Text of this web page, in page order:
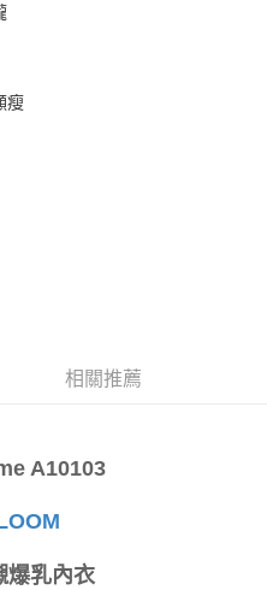
款」的支付方式。 讓您購物簡單
需儲值。
可結帳。
。
後，將跳轉至「AFTEE先享後付」
即可完成結帳。
單仍視為有效，需透過AFTEE先享
support/home
「AFTEE先享後付」服務完成之交
費
運費
瘦
相關推薦
A10103
爆乳內衣